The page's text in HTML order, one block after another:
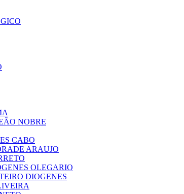
NOBRE
CABO
ARAUJO
OLEGARIO
DIOGENES